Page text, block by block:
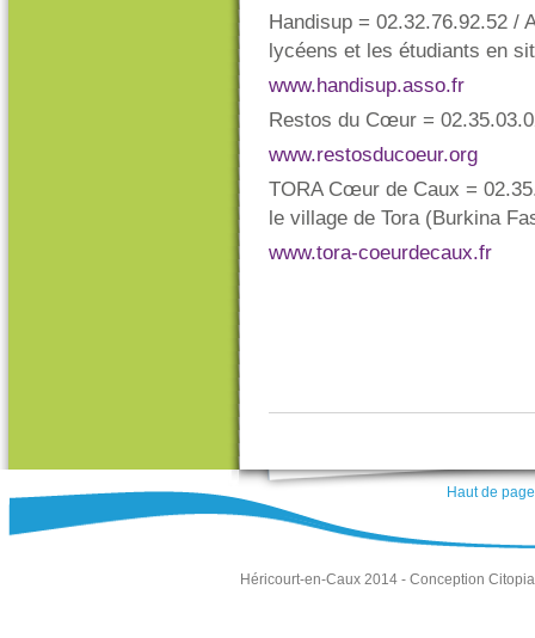
Handisup = 02.32.76.92.52 /
lycéens et les étudiants
www.handisup.asso.fr
Restos du Cœur =
www.restosducoeur.org
TORA Cœur de Caux =
le village de Tora (Burkina
www.tora-coeurdecaux.fr
Haut de page
Héricourt-en-Caux 2014 - Conception Citopia